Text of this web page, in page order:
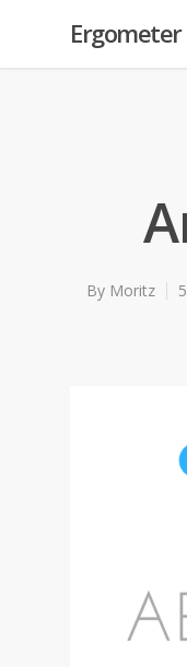
Ergometer
By Moritz